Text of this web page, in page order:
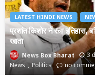
LATEST HINDI NEWS
प्रशांत किशोर ने रचा
खाता
News Box Bharat 3
News
Politics no